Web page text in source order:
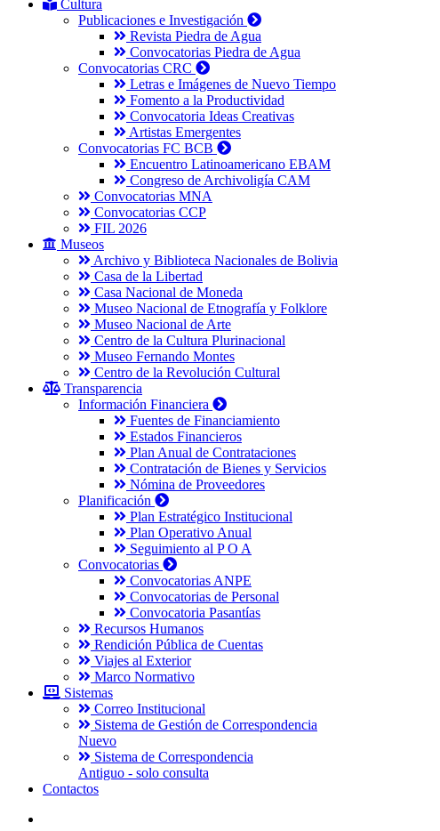
Cultura
Publicaciones e Investigación
Revista Piedra de Agua
Convocatorias Piedra de Agua
Convocatorias CRC
Letras e Imágenes de Nuevo Tiempo
Fomento a la Productividad
Convocatoria Ideas Creativas
Artistas Emergentes
Convocatorias FC BCB
Encuentro Latinoamericano EBAM
Congreso de Archivoligía CAM
Convocatorias MNA
Convocatorias CCP
FIL 2026
Museos
Archivo y Biblioteca Nacionales de Bolivia
Casa de la Libertad
Casa Nacional de Moneda
Museo Nacional de Etnografía y Folklore
Museo Nacional de Arte
Centro de la Cultura Plurinacional
Museo Fernando Montes
Centro de la Revolución Cultural
Transparencia
Información Financiera
Fuentes de Financiamiento
Estados Financieros
Plan Anual de Contrataciones
Contratación de Bienes y Servicios
Nómina de Proveedores
Planificación
Plan Estratégico Institucional
Plan Operativo Anual
Seguimiento al P O A
Convocatorias
Convocatorias ANPE
Convocatorias de Personal
Convocatoria Pasantías
Recursos Humanos
Rendición Pública de Cuentas
Viajes al Exterior
Marco Normativo
Sistemas
Correo Institucional
Sistema de Gestión de Correspondencia
Nuevo
Sistema de Correspondencia
Antiguo - solo consulta
Contactos